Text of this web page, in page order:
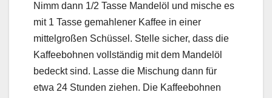
Nimm dann 1/2 Tasse Mandelöl und mische es
mit 1 Tasse gemahlener Kaffee in einer
mittelgroßen Schüssel. Stelle sicher, dass die
Kaffeebohnen vollständig mit dem Mandelöl
bedeckt sind. Lasse die Mischung dann für
etwa 24 Stunden ziehen. Die Kaffeebohnen